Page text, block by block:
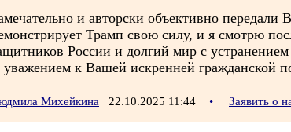
и авторски объективно
Трамп свою силу, и я смотрю
России и долгий мир с
к Вашей искренней гражданской
Михейкина 22.10.2025 11:44 • Заявить о